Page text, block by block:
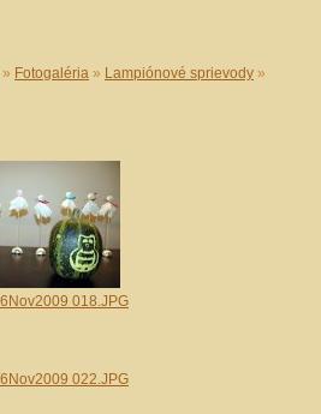
» Fotogaléria » Lampiónové sprievody »